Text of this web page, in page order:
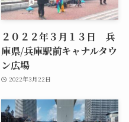
２０２２年３月１３日 兵
庫県/兵庫駅前キャナルタウ
ン広場
2022年3月22日